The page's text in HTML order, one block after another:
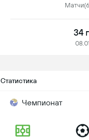
34
Статистика
Чемпионат